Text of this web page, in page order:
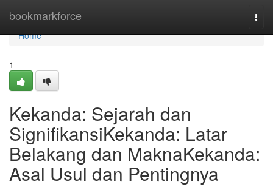
bookmarkforce
Home
Home
1
Kekanda: Sejarah dan
SignifikansiKekanda: Latar
Belakang dan MaknaKekanda:
Asal Usul dan Pentingnya